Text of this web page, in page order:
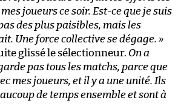
joueurs ce soir. Est-ce que je suis
des plus paisibles, mais les
Une force collective se dégage. »
glissé le sélectionneur. On a
pas tous les matchs, parce que
mes joueurs, et il y a une unité. Ils
de temps ensemble et sont à